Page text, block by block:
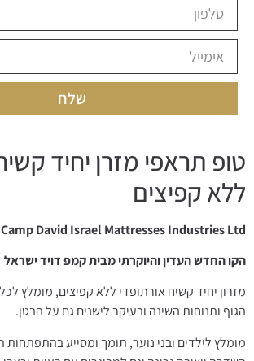
שלח
טופ תראפי מזרן יחיד
ללא קפיצים
David Israel Mattresses Industries Ltd
הקו החדש העדין והיוקרתי מבית קמפ דויד ישראל
מזרון יחיד קשיח אורתופדי ללא קפיצים, מומלץ
הגוף ותנוחות השינה ובעיקר לישנים גם על הבטן.
מומלץ לילדים ובני נוער, תומך ומסייע